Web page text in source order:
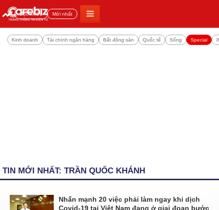
Đọc nhiều Mới nhất
Kinh doanh Tài chính ngân hàng Bất động sản Quốc tế Sống Special
TIN MỚI NHẤT: TRẦN QUỐC KHÁNH
Nhấn mạnh 20 việc phải làm ngay khi dịch
Covid-19 tại Việt Nam đang ở giai đoạn bước